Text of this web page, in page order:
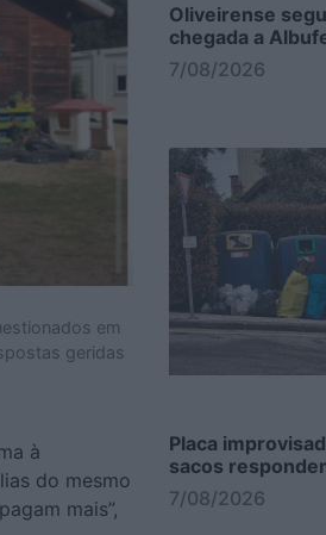
em
geridas
à
do mesmo
mais”,
Oliveirense
chegada a
7/08/2026
Placa
sacos
7/08/2026